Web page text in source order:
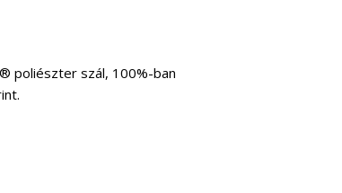
poliészter szál, 100%-ban